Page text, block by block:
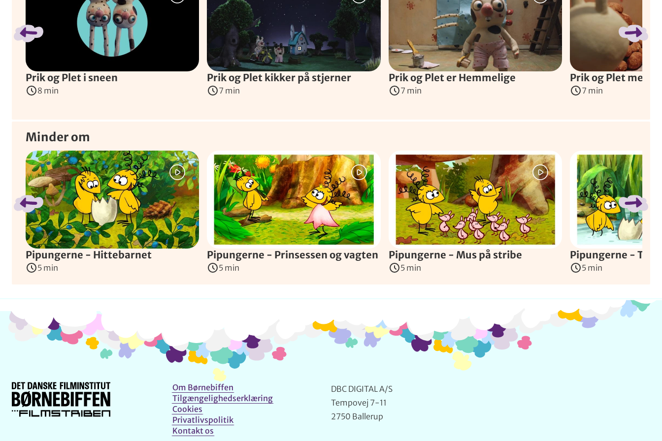
Prik og Plet i sneen
8 min
Prik og Plet kikker på stjerner
7 min
Prik og Plet er Hemmelige
7 min
Prik og Plet med
7 min
Minder om
Spring bånd over
Pipungerne - Hittebarnet
5 min
Pipungerne - Prinsessen og vagten
5 min
Pipungerne - Mus på stribe
5 min
Pipungerne -
5 min
Info og kontakt
Om Børnebiffen
Tilgængelighedserklæring
Cookies
Privatlivspolitik
Kontakt os
DBC DIGITAL A/S
Tempovej 7-11
2750 Ballerup